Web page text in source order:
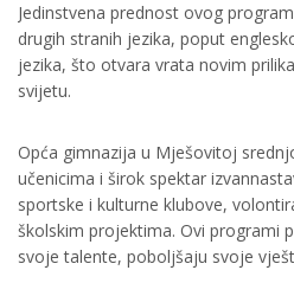
Jedinstvena prednost ovog
drugih stranih jezika, poput
jezika, što otvara vrata novim
svijetu.
Opća gimnazija u Mješovitoj
učenicima i širok spektar
sportske i kulturne klubove,
školskim projektima. Ovi programi
svoje talente, poboljšaju svoje